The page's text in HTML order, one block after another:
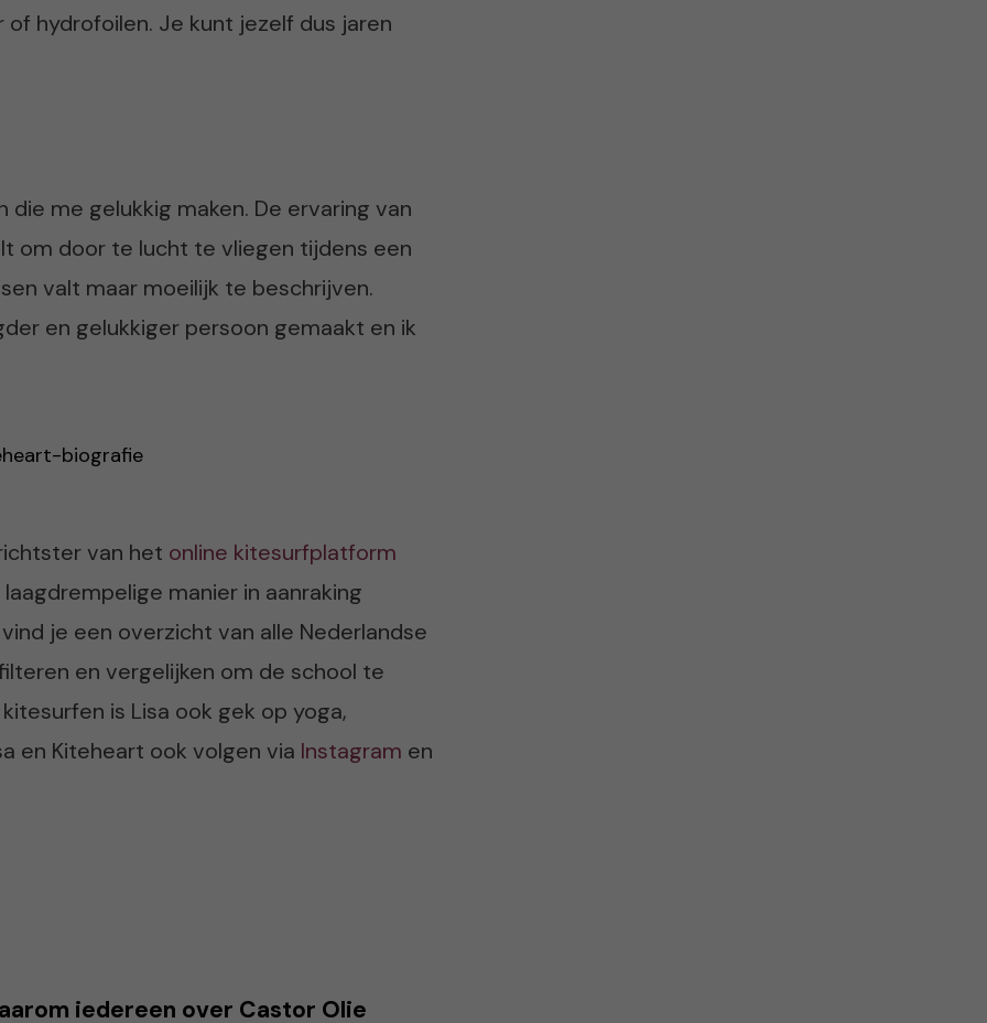
hydrofoilen. Je kunt jezelf dus jaren
me gelukkig maken. De ervaring van
om door te lucht te vliegen tijdens een
valt maar moeilijk te beschrijven.
en gelukkiger persoon gemaakt en ik
van het online kitesurfplatform
manier in aanraking
je een overzicht van alle Nederlandse
en vergelijken om de school te
is Lisa ook gek op yoga,
en Kiteheart ook volgen via Instagram en
iedereen over Castor Olie